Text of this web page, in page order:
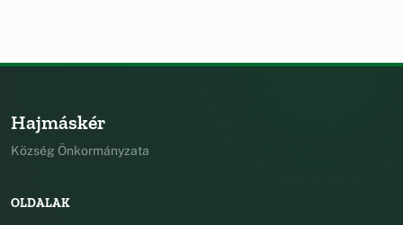
Hajmáskér
Község Önkormányzata
OLDALAK